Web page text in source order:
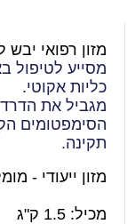
מזון רפואי
כליות אקוטי.
מגביל את
הסימפטומים
תקינה.
מזון ייעודי -
מכיל: 1.5 ק"ג